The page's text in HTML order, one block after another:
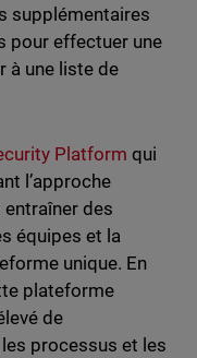
supplémentaires
pour effectuer une
à une liste de
Platform qui
l’approche
des
équipes et la
unique. En
plateforme
de
processus et les